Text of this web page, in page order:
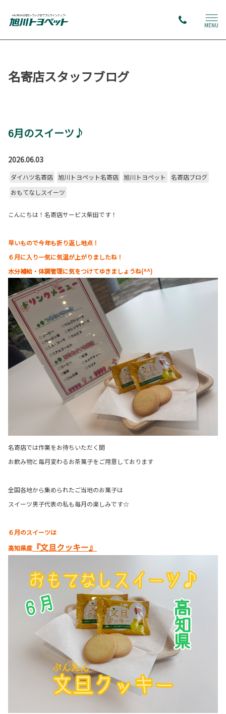
MENU
名寄店スタッフブログ
6月のスイーツ♪
2026.06.03
ダイハツ名寄店 旭川トヨペット名寄店 旭川トヨペット
名寄店ブログ
おもてなしスイーツ
こんにちは！名寄店サービス柴田です！
早いもので今年も折り返し地点！
６月に入り一気に気温が上がりましたね！
水分補給・体調管理に気をつけてゆきましょうね(^^)
名寄店では作業をお待ちいただく間
お飲み物と毎月変わるお茶菓子をご用意しております
全国各地から集められたご当地のお菓子は
スイーツ男子代表の私も毎月の楽しみです☆
６月のスイーツは
高知県産『文旦クッキー』